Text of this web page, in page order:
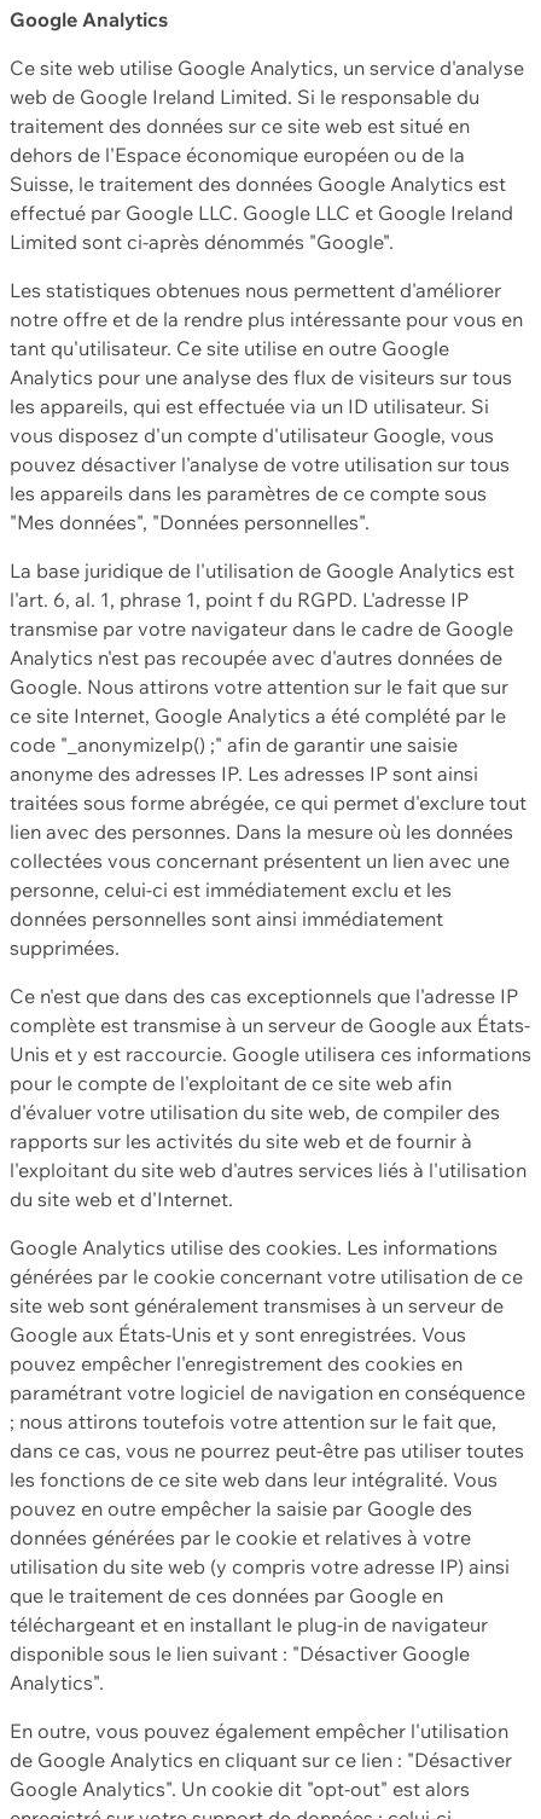
Google Analytics
Ce site web utilise Google Analytics, un service d'analyse
web de Google Ireland Limited. Si le responsable du
traitement des données sur ce site web est situé en
dehors de l'Espace économique européen ou de la
Suisse, le traitement des données Google Analytics est
effectué par Google LLC. Google LLC et Google Ireland
Limited sont ci-après dénommés "Google".
Les statistiques obtenues nous permettent d'améliorer
notre offre et de la rendre plus intéressante pour vous en
tant qu'utilisateur. Ce site utilise en outre Google
Analytics pour une analyse des flux de visiteurs sur tous
les appareils, qui est effectuée via un ID utilisateur. Si
vous disposez d'un compte d'utilisateur Google, vous
pouvez désactiver l'analyse de votre utilisation sur tous
les appareils dans les paramètres de ce compte sous
"Mes données", "Données personnelles".
La base juridique de l'utilisation de Google Analytics est
l'art. 6, al. 1, phrase 1, point f du RGPD. L'adresse IP
transmise par votre navigateur dans le cadre de Google
Analytics n'est pas recoupée avec d'autres données de
Google. Nous attirons votre attention sur le fait que sur
ce site Internet, Google Analytics a été complété par le
code "_anonymizeIp() ;" afin de garantir une saisie
anonyme des adresses IP. Les adresses IP sont ainsi
traitées sous forme abrégée, ce qui permet d'exclure tout
lien avec des personnes. Dans la mesure où les données
collectées vous concernant présentent un lien avec une
personne, celui-ci est immédiatement exclu et les
données personnelles sont ainsi immédiatement
supprimées.
Ce n'est que dans des cas exceptionnels que l'adresse IP
complète est transmise à un serveur de Google aux États-
Unis et y est raccourcie. Google utilisera ces informations
pour le compte de l'exploitant de ce site web afin
d'évaluer votre utilisation du site web, de compiler des
rapports sur les activités du site web et de fournir à
l'exploitant du site web d'autres services liés à l'utilisation
du site web et d'Internet.
Google Analytics utilise des cookies. Les informations
générées par le cookie concernant votre utilisation de ce
site web sont généralement transmises à un serveur de
Google aux États-Unis et y sont enregistrées. Vous
pouvez empêcher l'enregistrement des cookies en
paramétrant votre logiciel de navigation en conséquence
; nous attirons toutefois votre attention sur le fait que,
dans ce cas, vous ne pourrez peut-être pas utiliser toutes
les fonctions de ce site web dans leur intégralité. Vous
pouvez en outre empêcher la saisie par Google des
données générées par le cookie et relatives à votre
utilisation du site web (y compris votre adresse IP) ainsi
que le traitement de ces données par Google en
téléchargeant et en installant le plug-in de navigateur
disponible sous le lien suivant : "Désactiver Google
Analytics".
En outre, vous pouvez également empêcher l'utilisation
de Google Analytics en cliquant sur ce lien : "Désactiver
Google Analytics". Un cookie dit "opt-out" est alors